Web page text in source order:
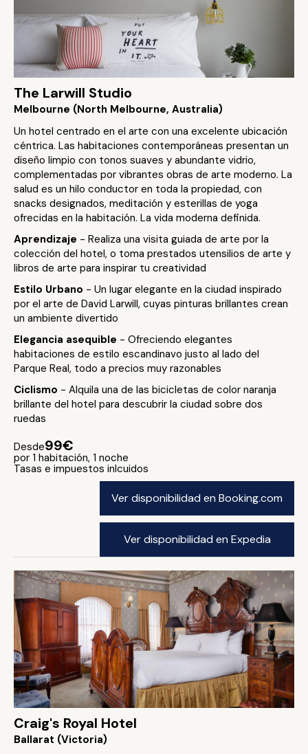
The Larwill Studio
Melbourne (North Melbourne, Australia)
Un hotel centrado en el arte con una excelente ubicación
céntrica. Las habitaciones contemporáneas presentan un
diseño limpio con tonos suaves y abundante vidrio,
complementadas por vibrantes obras de arte moderno. La
salud es un hilo conductor en toda la propiedad, con
snacks designados, meditación y esterillas de yoga
ofrecidas en la habitación. La vida moderna definida.
Aprendizaje - Realiza una visita guiada de arte por la
colección del hotel, o toma prestados utensilios de arte y
libros de arte para inspirar tu creatividad
Estilo Urbano - Un lugar elegante en la ciudad inspirado
por el arte de David Larwill, cuyas pinturas brillantes crean
un ambiente divertido
Elegancia asequible - Ofreciendo elegantes
habitaciones de estilo escandinavo justo al lado del
Parque Real, todo a precios muy razonables
Ciclismo - Alquila una de las bicicletas de color naranja
brillante del hotel para descubrir la ciudad sobre dos
ruedas
Desde99€
por 1 habitación, 1 noche
Tasas e impuestos inlcuidos
Ver disponibilidad en Booking.com
Ver disponibilidad en Expedia
Craig's Royal Hotel
Ballarat (Victoria)